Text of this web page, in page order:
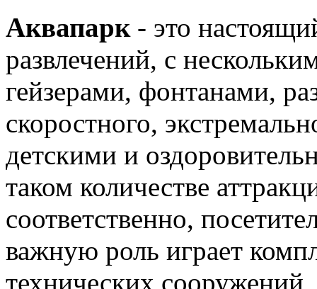
Аквапарк- это
развлечений, с
гейзерами, фонтанами,
скоростного,
детскими и
таком количестве
соответственно,
важную роль играет
технических